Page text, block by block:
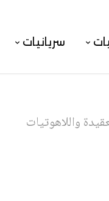
سريانيات
واللاهوتيات